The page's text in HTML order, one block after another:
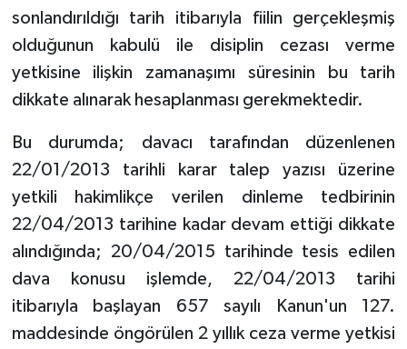
sonlandırıldığı tarih itibarıyla fiilin gerçekleşmiş
olduğunun kabulü ile disiplin cezası verme
yetkisine ilişkin zamanaşımı süresinin bu tarih
dikkate alınarak hesaplanması gerekmektedir.
Bu durumda; davacı tarafından düzenlenen
22/01/2013 tarihli karar talep yazısı üzerine
yetkili hakimlikçe verilen dinleme tedbirinin
22/04/2013 tarihine kadar devam ettiği dikkate
alındığında; 20/04/2015 tarihinde tesis edilen
dava konusu işlemde, 22/04/2013 tarihi
itibarıyla başlayan 657 sayılı Kanun'un 127.
maddesinde öngörülen 2 yıllık ceza verme yetkisi